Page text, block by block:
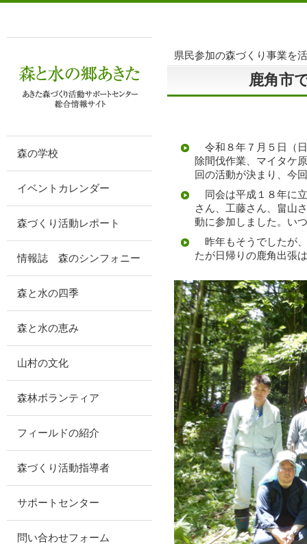
森の学校
イベントカレンダー
森づくり活動レポート
情報誌 森のシンフォニー
森と水の四季
森と水の恵み
山村の文化
森林ボランティア
フィールドの紹介
森づくり活動指導者
サポートセンター
問い合わせフォーム
県民参加の森づくり事業を
鹿角市
令和８年７月５日（
除間伐作業、マイタケ
回の活動が決まり、今
同会は平成１８年に
さん、工藤さん、畠山
動に参加しました。い
昨年もそうでしたが
たが日帰りの鹿角出張